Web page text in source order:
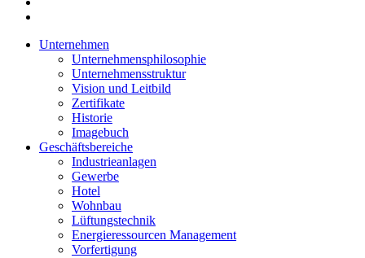
Unternehmen
Unternehmensphilosophie
Unternehmensstruktur
Vision und Leitbild
Zertifikate
Historie
Imagebuch
Geschäftsbereiche
Industrieanlagen
Gewerbe
Hotel
Wohnbau
Lüftungstechnik
Energieressourcen Management
Vorfertigung